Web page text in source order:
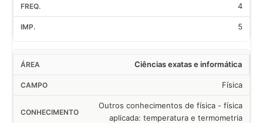
4
5
Ciências exatas e informática
Física
Outros conhecimentos de física - física
aplicada: temperatura e termometria